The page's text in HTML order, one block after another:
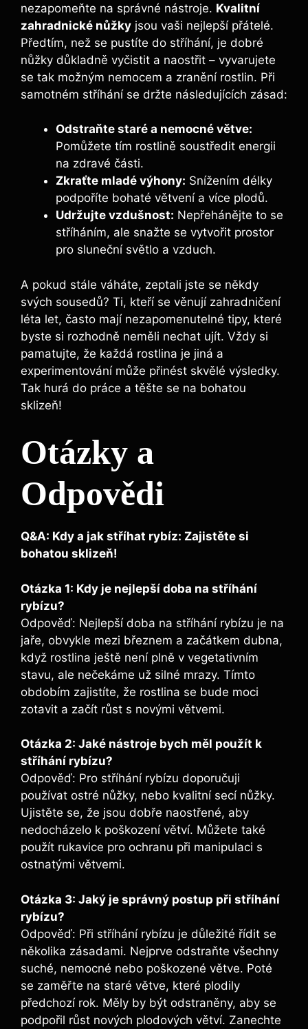
nezapomeňte na správné nástroje. Kvalitní
zahradnické nůžky jsou vaši nejlepší přátelé.
Předtím, než se pustíte do stříhání, je dobré
nůžky důkladně vyčistit a naostřit – vyvarujete
se tak možným nemocem a zranění rostlin. Při
samotném stříhání se držte následujících zásad:
Odstraňte staré a nemocné větve:
Pomůžete tím rostlině soustředit energii
na zdravé části.
Zkraťte mladé výhony: Snížením délky
podpoříte bohaté větvení a více plodů.
Udržujte vzdušnost: Nepřehánějte to se
stříháním, ale snažte se vytvořit prostor
pro sluneční světlo a vzduch.
A pokud stále váháte, zeptali jste se někdy
svých sousedů? Ti, kteří se věnují zahradničení
léta let, často mají nezapomenutelné tipy, které
byste si rozhodně neměli nechat ujít. Vždy si
pamatujte, že každá rostlina je jiná a
experimentování může přinést skvělé výsledky.
Tak hurá do práce a těšte se na bohatou
sklizeň!
Otázky a
Odpovědi
Q&A: Kdy a jak stříhat rybíz: Zajistěte si
bohatou sklizeň!
Otázka 1: Kdy je nejlepší doba na stříhání
rybízu?
Odpověď: Nejlepší doba na stříhání rybízu je na
jaře, obvykle mezi březnem a začátkem dubna,
když rostlina ještě není plně v vegetativním
stavu, ale nečekáme už silné mrazy. Tímto
obdobím zajistíte, že rostlina se bude moci
zotavit a začít růst s novými větvemi.
Otázka 2: Jaké nástroje bych měl použít k
stříhání rybízu?
Odpověď: Pro stříhání rybízu doporučuji
používat ostré nůžky, nebo kvalitní secí nůžky.
Ujistěte se, že jsou dobře naostřené, aby
nedocházelo k poškození větví. Můžete také
použít rukavice pro ochranu při manipulaci s
ostnatými větvemi.
Otázka 3: Jaký je správný postup při stříhání
rybízu?
Odpověď: Při stříhání rybízu je důležité řídit se
několika zásadami. Nejprve odstraňte všechny
suché, nemocné nebo poškozené větve. Poté
se zaměřte na staré větve, které plodily
předchozí rok. Měly by být odstraněny, aby se
podpořil růst nových plodových větví. Zanechte